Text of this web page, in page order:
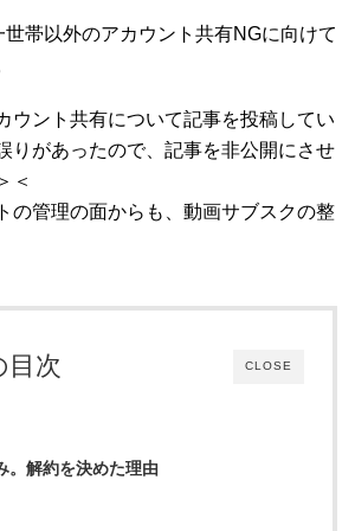
帯以外のアカウント共有NGに向けて
ウント共有について記事を投稿してい
りがあったので、記事を非公開にさせ
＜
の管理の面からも、動画サブスクの整
CLOSE
目次
。解約を決めた理由